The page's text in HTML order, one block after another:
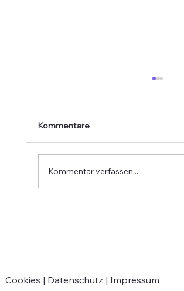
Kommentare
Kommentar verfassen...
Cookies | Datenschutz | Impressum